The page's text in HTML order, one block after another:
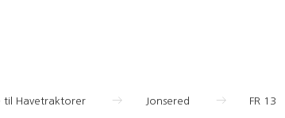
til Havetraktorer Jonsered FR 13